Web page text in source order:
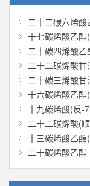
二十二碳六烯
十七碳烯酸乙
二十碳四烯酸
二十二碳烯酸
二十碳三烯酸
十六碳烯酸乙
十九碳烯酸(反-
二十二碳烯酸(
十三碳烯酸乙
二十碳烯酸乙